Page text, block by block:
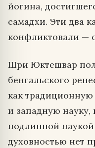
йогина,
самадхи. Эти два
конфликтовали —
Шри Юктешвар
бенгальского
как традиционную
и западную
подлинной
духовностью нет